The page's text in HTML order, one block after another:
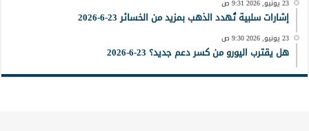
23 يونيو, 2026 9:31 ص
إشارات سلبية تُهدد الذهب بمزيد من الخسائر 23-6-2026
23 يونيو, 2026 9:30 ص
هل يقترب اليورو من كسر دعم جديد؟ 23-6-2026